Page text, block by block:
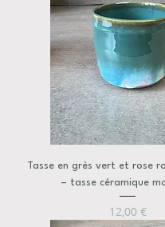
Tasse en grès vert et rose
– tasse céramique
Prix
12,00 €